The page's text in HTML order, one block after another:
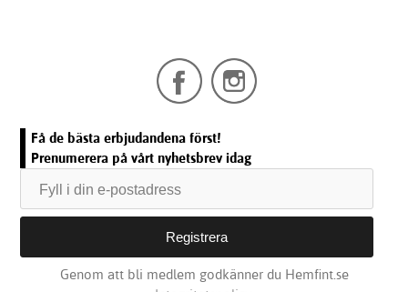
Få de bästa erbjudandena först!
Prenumerera på vårt nyhetsbrev idag
Genom att bli medlem godkänner du Hemfint.se